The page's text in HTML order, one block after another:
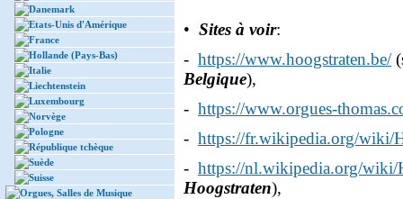
Danemark
Etats-Unis d'Amérique
France
Hollande (Pays-Bas)
Italie
Liechtenstein
Luxembourg
Norvège
Pologne
République tchèque
Suède
Suisse
Orgues, Salles de Musique
• Sites à voir:
- https://www.hoogstraten.be/
Belgique),
- https://www.orgues-
- https://fr.wikipedia.org/wiki/
- https://nl.wikipedia.org/wiki/
Hoogstraten),